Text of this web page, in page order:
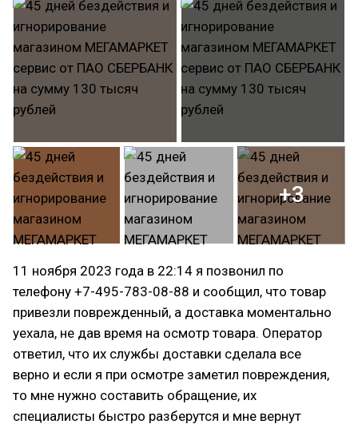
+3
11 ноября 2023 года в 22:14 я позвонил по
телефону +7-495-783-08-88 и сообщил, что товар
привезли поврежденный, а доставка моментально
уехала, не дав время на осмотр товара. Оператор
ответил, что их службы доставки сделала все
верно и если я при осмотре заметил повреждения,
то мне нужно составить обращение, их
специалисты быстро разберутся и мне вернут